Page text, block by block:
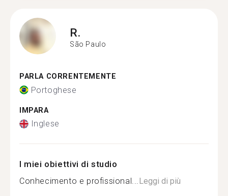
R.
São Paulo
PARLA CORRENTEMENTE
Portoghese
IMPARA
Inglese
I miei obiettivi di studio
Conhecimento e profissional...Leggi di più